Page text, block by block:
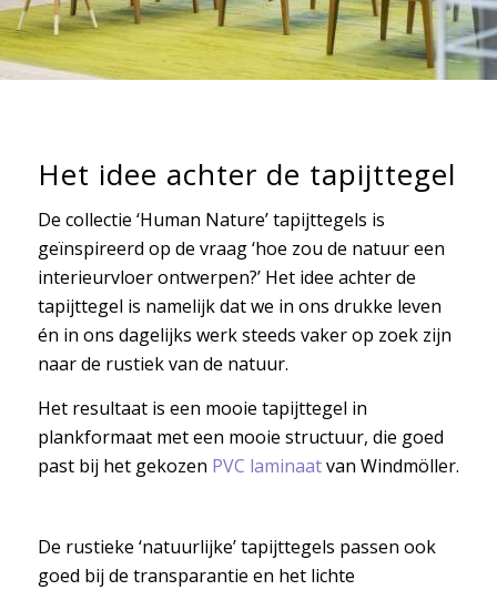
Het idee achter de tapijttegel
De collectie ‘Human Nature’ tapijttegels is
geïnspireerd op de vraag ‘hoe zou de natuur een
interieurvloer ontwerpen?’ Het idee achter de
tapijttegel is namelijk dat we in ons drukke leven
én in ons dagelijks werk steeds vaker op zoek zijn
naar de rustiek van de natuur.
Het resultaat is een mooie tapijttegel in
plankformaat met een mooie structuur, die goed
past bij het gekozen PVC laminaatvan Windmöller.
De rustieke ‘natuurlijke’ tapijttegels passen ook
goed bij de transparantie en het lichte